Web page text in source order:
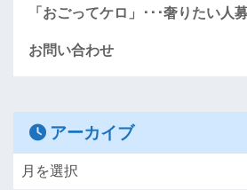
「おごってケロ」･･･奢りたい人
お問い合わせ
アーカイブ